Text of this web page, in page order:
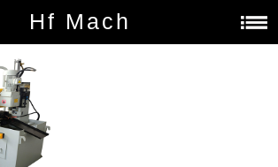
Hf Mach